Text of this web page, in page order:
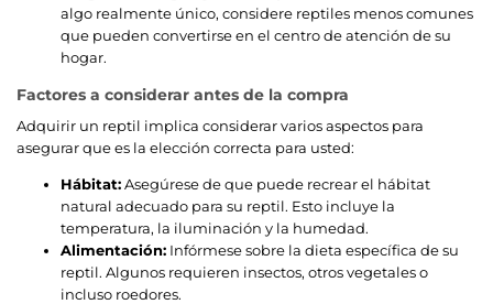
algo realmente único, considere reptiles menos comunes
que pueden convertirse en el centro de atención de su
hogar.
Factores a considerar antes de la compra
Adquirir un reptil implica considerar varios aspectos para
asegurar que es la elección correcta para usted:
Hábitat:Asegúrese de que puede recrear el hábitat
natural adecuado para su reptil. Esto incluye la
temperatura, la iluminación y la humedad.
Alimentación: Infórmese sobre la dieta específica de su
reptil. Algunos requieren insectos, otros vegetales o
incluso roedores.